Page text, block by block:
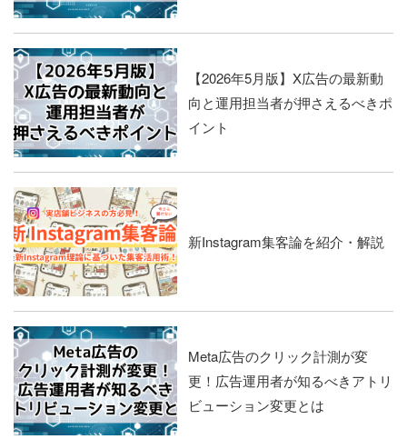
【2026年5月版】X広告の最新動
向と運用担当者が押さえるべきポ
イント
新Instagram集客論を紹介・解説
Meta広告のクリック計測が変
更！広告運用者が知るべきアトリ
ビューション変更とは